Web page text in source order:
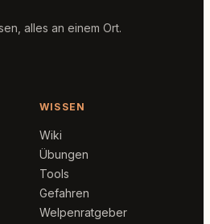
alles an einem Ort.
WISSEN
Wiki
Übungen
Tools
Gefahren
Welpenratgeber